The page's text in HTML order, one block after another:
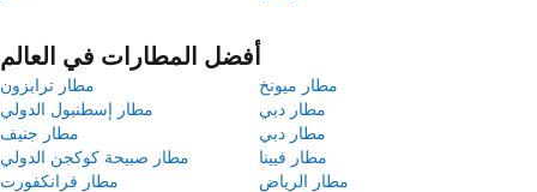
أفضل المطارات في العالم
مطار ترابزون
مطار ميونخ
مطار إسطنبول الدولي
مطار دبي
مطار جنيف
مطار دبي
مطار صبيحة كوكجن الدولي
مطار فيينا
مطار فرانكفورت
مطار الرياض